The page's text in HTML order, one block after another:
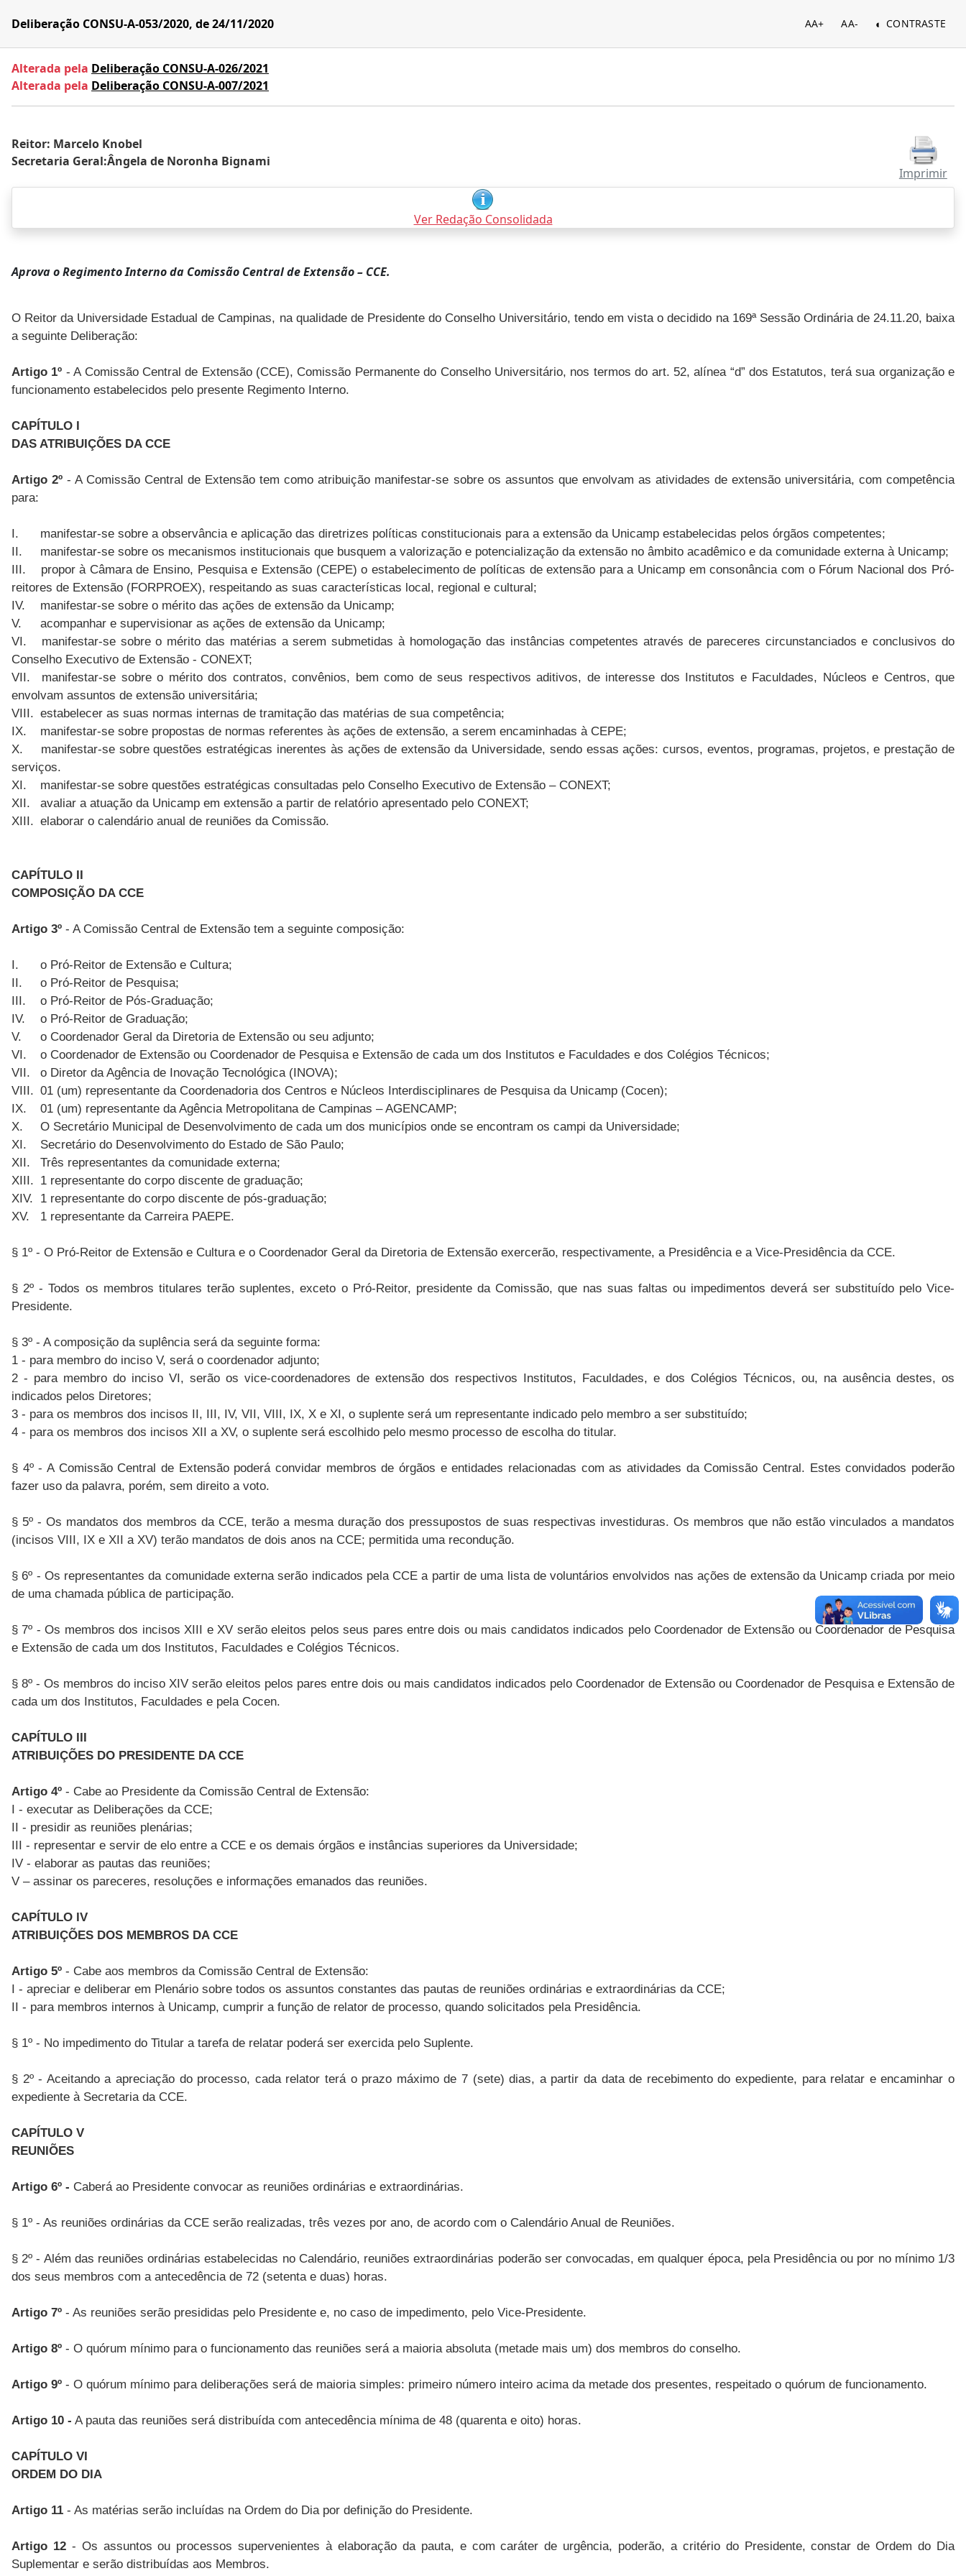
Deliberação CONSU-A-053/2020, de 24/11/2020 AA+ AA- CONTRASTE
Alterada pela Deliberação CONSU-A-026/2021
Alterada pela Deliberação CONSU-A-007/2021
Reitor: Marcelo Knobel
Secretaria Geral:Ângela de Noronha Bignami
Imprimir
Ver Redação Consolidada
Aprova o Regimento Interno da Comissão Central de Extensão – CCE.
O Reitor da Universidade Estadual de Campinas, na qualidade de Presidente do Conselho Universitário, tendo em vista o decidido na 169ª Sessão Ordinária de 24.11.20, baixa
a seguinte Deliberação:
Artigo 1º - A Comissão Central de Extensão (CCE), Comissão Permanente do Conselho Universitário, nos termos do art. 52, alínea “d” dos Estatutos, terá sua organização e
funcionamento estabelecidos pelo presente Regimento Interno.
CAPÍTULO I
DAS ATRIBUIÇÕES DA CCE
Artigo 2º - A Comissão Central de Extensão tem como atribuição manifestar-se sobre os assuntos que envolvam as atividades de extensão universitária, com competência
para:
I.
manifestar-se sobre a observância e aplicação das diretrizes políticas constitucionais para a extensão da Unicamp estabelecidas pelos órgãos competentes;
II.
manifestar-se sobre os mecanismos institucionais que busquem a valorização e potencialização da extensão no âmbito acadêmico e da comunidade externa à Unicamp;
III.
propor à Câmara de Ensino, Pesquisa e Extensão (CEPE) o estabelecimento de políticas de extensão para a Unicamp em consonância com o Fórum Nacional dos Pró-
reitores de Extensão (FORPROEX), respeitando as suas características local, regional e cultural;
IV.
manifestar-se sobre o mérito das ações de extensão da Unicamp;
V.
acompanhar e supervisionar as ações de extensão da Unicamp;
VI.
manifestar-se sobre o mérito das matérias a serem submetidas à homologação das instâncias competentes através de pareceres circunstanciados e conclusivos do
Conselho Executivo de Extensão - CONEXT;
VII.
manifestar-se sobre o mérito dos contratos, convênios, bem como de seus respectivos aditivos, de interesse dos Institutos e Faculdades, Núcleos e Centros, que
envolvam assuntos de extensão universitária;
VIII. estabelecer as suas normas internas de tramitação das matérias de sua competência;
IX.
manifestar-se sobre propostas de normas referentes às ações de extensão, a serem encaminhadas à CEPE;
X.
manifestar-se sobre questões estratégicas inerentes às ações de extensão da Universidade, sendo essas ações: cursos, eventos, programas, projetos, e prestação de
serviços.
XI.
manifestar-se sobre questões estratégicas consultadas pelo Conselho Executivo de Extensão – CONEXT;
XII.
avaliar a atuação da Unicamp em extensão a partir de relatório apresentado pelo CONEXT;
XIII. elaborar o calendário anual de reuniões da Comissão.
CAPÍTULO II
COMPOSIÇÃO DA CCE
Artigo 3º - A Comissão Central de Extensão tem a seguinte composição:
I.
o Pró-Reitor de Extensão e Cultura;
II.
o Pró-Reitor de Pesquisa;
III.
o Pró-Reitor de Pós-Graduação;
IV.
o Pró-Reitor de Graduação;
V.
o Coordenador Geral da Diretoria de Extensão ou seu adjunto;
VI.
o Coordenador de Extensão ou Coordenador de Pesquisa e Extensão de cada um dos Institutos e Faculdades e dos Colégios Técnicos;
VII.
o Diretor da Agência de Inovação Tecnológica (INOVA);
VIII. 01 (um) representante da Coordenadoria dos Centros e Núcleos Interdisciplinares de Pesquisa da Unicamp (Cocen);
IX.
01 (um) representante da Agência Metropolitana de Campinas – AGENCAMP;
X.
O Secretário Municipal de Desenvolvimento de cada um dos municípios onde se encontram os campi da Universidade;
XI.
Secretário do Desenvolvimento do Estado de São Paulo;
XII.
Três representantes da comunidade externa;
XIII. 1 representante do corpo discente de graduação;
XIV. 1 representante do corpo discente de pós-graduação;
XV.
1 representante da Carreira PAEPE.
§ 1º - O Pró-Reitor de Extensão e Cultura e o Coordenador Geral da Diretoria de Extensão exercerão, respectivamente, a Presidência e a Vice-Presidência da CCE.
§ 2º - Todos os membros titulares terão suplentes, exceto o Pró-Reitor, presidente da Comissão, que nas suas faltas ou impedimentos deverá ser substituído pelo Vice-
Presidente.
§ 3º - A composição da suplência será da seguinte forma:
1 - para membro do inciso V, será o coordenador adjunto;
2 - para membro do inciso VI, serão os vice-coordenadores de extensão dos respectivos Institutos, Faculdades, e dos Colégios Técnicos, ou, na ausência destes, os
indicados pelos Diretores;
3 - para os membros dos incisos II, III, IV, VII, VIII, IX, X e XI, o suplente será um representante indicado pelo membro a ser substituído;
4 - para os membros dos incisos XII a XV, o suplente será escolhido pelo mesmo processo de escolha do titular.
§ 4º - A Comissão Central de Extensão poderá convidar membros de órgãos e entidades relacionadas com as atividades da Comissão Central. Estes convidados poderão
fazer uso da palavra, porém, sem direito a voto.
§ 5º - Os mandatos dos membros da CCE, terão a mesma duração dos pressupostos de suas respectivas investiduras. Os membros que não estão vinculados a mandatos
(incisos VIII, IX e XII a XV) terão mandatos de dois anos na CCE; permitida uma recondução.
§ 6º - Os representantes da comunidade externa serão indicados pela CCE a partir de uma lista de voluntários envolvidos nas ações de extensão da Unicamp criada por meio
de uma chamada pública de participação.
§ 7º - Os membros dos incisos XIII e XV serão eleitos pelos seus pares entre dois ou mais candidatos indicados pelo Coordenador de Extensão ou Coordenador de Pesquisa
e Extensão de cada um dos Institutos, Faculdades e Colégios Técnicos.
§ 8º - Os membros do inciso XIV serão eleitos pelos pares entre dois ou mais candidatos indicados pelo Coordenador de Extensão ou Coordenador de Pesquisa e Extensão de
cada um dos Institutos, Faculdades e pela Cocen.
CAPÍTULO III
ATRIBUIÇÕES DO PRESIDENTE DA CCE
Artigo 4º - Cabe ao Presidente da Comissão Central de Extensão:
I - executar as Deliberações da CCE;
II - presidir as reuniões plenárias;
III - representar e servir de elo entre a CCE e os demais órgãos e instâncias superiores da Universidade;
IV - elaborar as pautas das reuniões;
V – assinar os pareceres, resoluções e informações emanados das reuniões.
CAPÍTULO IV
ATRIBUIÇÕES DOS MEMBROS DA CCE
Artigo 5º - Cabe aos membros da Comissão Central de Extensão:
I - apreciar e deliberar em Plenário sobre todos os assuntos constantes das pautas de reuniões ordinárias e extraordinárias da CCE;
II - para membros internos à Unicamp, cumprir a função de relator de processo, quando solicitados pela Presidência.
§ 1º - No impedimento do Titular a tarefa de relatar poderá ser exercida pelo Suplente.
§ 2º - Aceitando a apreciação do processo, cada relator terá o prazo máximo de 7 (sete) dias, a partir da data de recebimento do expediente, para relatar e encaminhar o
expediente à Secretaria da CCE.
CAPÍTULO V
REUNIÕES
Artigo 6º - Caberá ao Presidente convocar as reuniões ordinárias e extraordinárias.
§ 1º - As reuniões ordinárias da CCE serão realizadas, três vezes por ano, de acordo com o Calendário Anual de Reuniões.
§ 2º - Além das reuniões ordinárias estabelecidas no Calendário, reuniões extraordinárias poderão ser convocadas, em qualquer época, pela Presidência ou por no mínimo 1/3
dos seus membros com a antecedência de 72 (setenta e duas) horas.
Artigo 7º - As reuniões serão presididas pelo Presidente e, no caso de impedimento, pelo Vice-Presidente.
Artigo 8º - O quórum mínimo para o funcionamento das reuniões será a maioria absoluta (metade mais um) dos membros do conselho.
Artigo 9º - O quórum mínimo para deliberações será de maioria simples: primeiro número inteiro acima da metade dos presentes, respeitado o quórum de funcionamento.
Artigo 10 - A pauta das reuniões será distribuída com antecedência mínima de 48 (quarenta e oito) horas.
CAPÍTULO VI
ORDEM DO DIA
Artigo 11 - As matérias serão incluídas na Ordem do Dia por definição do Presidente.
Artigo 12 - Os assuntos ou processos supervenientes à elaboração da pauta, e com caráter de urgência, poderão, a critério do Presidente, constar de Ordem do Dia
Suplementar e serão distribuídas aos Membros.